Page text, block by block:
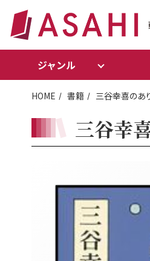
ジャンル
HOME 書籍 三谷幸喜の
三谷幸